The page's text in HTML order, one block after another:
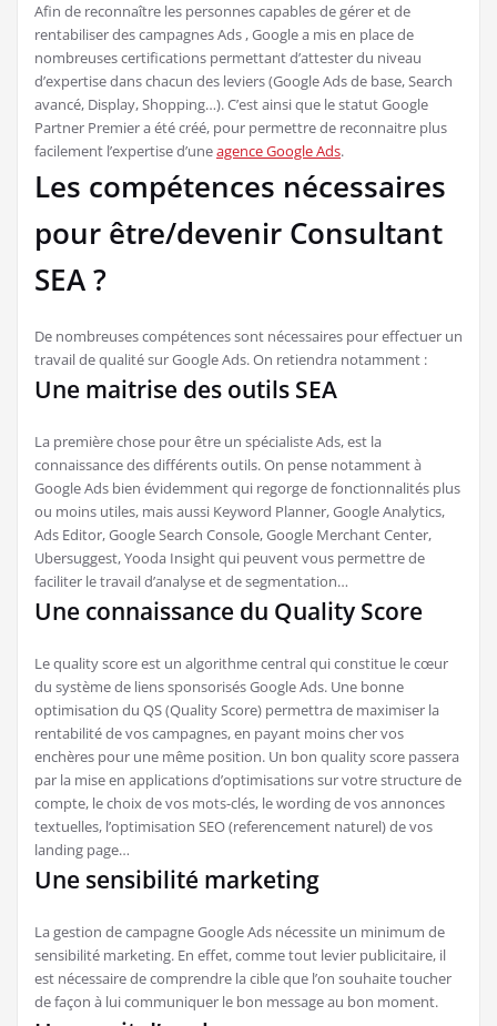
Afin de reconnaître les personnes capables de gérer et de
rentabiliser des campagnes Ads , Google a mis en place de
nombreuses certifications permettant d’attester du niveau
d’expertise dans chacun des leviers (Google Ads de base, Search
avancé, Display, Shopping…). C’est ainsi que le statut Google
Partner Premier a été créé, pour permettre de reconnaitre plus
facilement l’expertise d’uneagence Google Ads.
Les compétences nécessaires
pour être/devenir Consultant
SEA ?
De nombreuses compétences sont nécessaires pour effectuer un
travail de qualité sur Google Ads. On retiendra notamment :
Une maitrise des outils SEA
La première chose pour être un spécialiste Ads, est la
connaissance des différents outils. On pense notamment à
Google Ads bien évidemment qui regorge de fonctionnalités plus
ou moins utiles, mais aussi Keyword Planner, Google Analytics,
Ads Editor, Google Search Console, Google Merchant Center,
Ubersuggest, Yooda Insight qui peuvent vous permettre de
faciliter le travail d’analyse et de segmentation…
Une connaissance du Quality Score
Le quality score est un algorithme central qui constitue le cœur
du système de liens sponsorisés Google Ads. Une bonne
optimisation du QS (Quality Score) permettra de maximiser la
rentabilité de vos campagnes, en payant moins cher vos
enchères pour une même position. Un bon quality score passera
par la mise en applications d’optimisations sur votre structure de
compte, le choix de vos mots-clés, le wording de vos annonces
textuelles, l’optimisation SEO (referencement naturel) de vos
landing page…
Une sensibilité marketing
La gestion de campagne Google Ads nécessite un minimum de
sensibilité marketing. En effet, comme tout levier publicitaire, il
est nécessaire de comprendre la cible que l’on souhaite toucher
de façon à lui communiquer le bon message au bon moment.